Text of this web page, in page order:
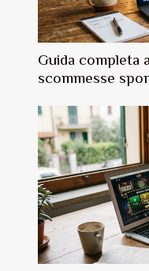
Guida completa
scommesse